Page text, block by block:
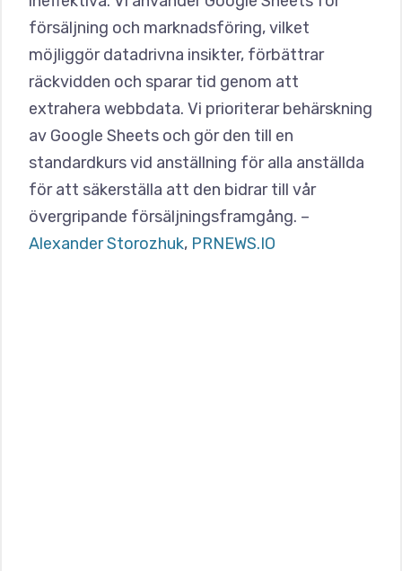
försäljning och marknadsföring, vilket
möjliggör datadrivna insikter, förbättrar
räckvidden och sparar tid genom att
extrahera webbdata. Vi prioriterar behärskning
av Google Sheets och gör den till en
standardkurs vid anställning för alla anställda
för att säkerställa att den bidrar till vår
övergripande försäljningsframgång. –
Alexander Storozhuk, PRNEWS.IO